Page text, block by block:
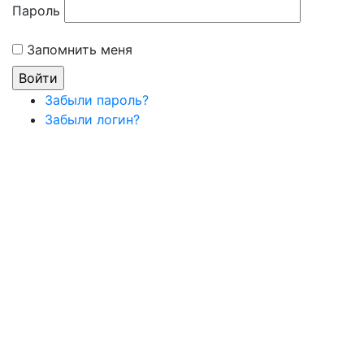
Пароль
Запомнить меня
Забыли пароль?
Забыли логин?